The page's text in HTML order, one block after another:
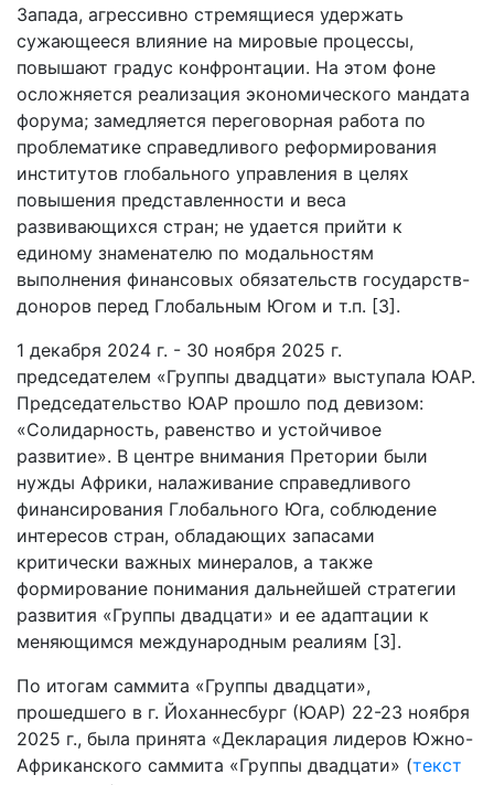
Запада, агрессивно стремящиеся удержать
сужающееся влияние на мировые процессы,
повышают градус конфронтации. На этом фоне
осложняется реализация экономического мандата
форума; замедляется переговорная работа по
проблематике справедливого реформирования
институтов глобального управления в целях
повышения представленности и веса
развивающихся стран; не удается прийти к
единому знаменателю по модальностям
выполнения финансовых обязательств государств-
доноров перед Глобальным Югом и т.п. [3].
1 декабря 2024 г. - 30 ноября 2025 г.
председателем «Группы двадцати» выступала ЮАР.
Председательство ЮАР прошло под девизом:
«Солидарность, равенство и устойчивое
развитие». В центре внимания Претории были
нужды Африки, налаживание справедливого
финансирования Глобального Юга, соблюдение
интересов стран, обладающих запасами
критически важных минералов, а также
формирование понимания дальнейшей стратегии
развития «Группы двадцати» и ее адаптации к
меняющимся международным реалиям [3].
По итогам саммита «Группы двадцати»,
прошедшего в г. Йоханнесбург (ЮАР) 22-23 ноября
2025 г., была принята «Декларация лидеров Южно-
Африканского саммита «Группы двадцати» (текст